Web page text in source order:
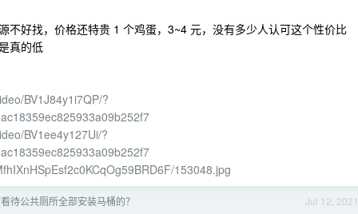
不好找，价格还特贵 1 个鸡蛋，3~4 元，没有多少人认可这个性价比
真的低
BV1J84y1i7QP/?
BV1ee4y127Ui/?
153048.jpg
Jul 12, 2021
待公共厕所全部安装马桶的？